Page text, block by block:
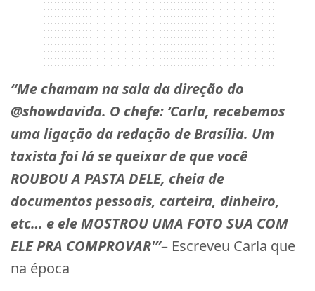
“Me chamam na sala da direção do
@showdavida. O chefe: ‘Carla, recebemos
uma ligação da redação de Brasília. Um
taxista foi lá se queixar de que você
ROUBOU A PASTA DELE, cheia de
documentos pessoais, carteira, dinheiro,
etc… e ele MOSTROU UMA FOTO SUA COM
ELE PRA COMPROVAR'”– Escreveu Carla que
na época